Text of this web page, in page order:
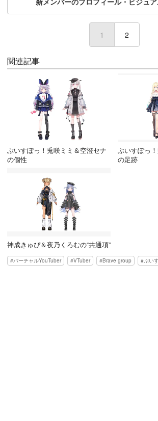
1 (current)
2
関連記事
ぶいすぽっ！兎咲ミミ＆空澄セナ
の個性
ぶいすぽっ
の足跡
神成きゅぴ＆夜乃くろむの“共通項”
バーチャルYouTuber VTuber Brave group ぶい